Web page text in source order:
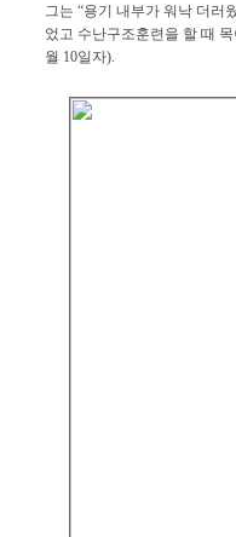
그는 “용기 내부가 워낙 더러
었고 수난구조훈련을 할 때
월 10일자).